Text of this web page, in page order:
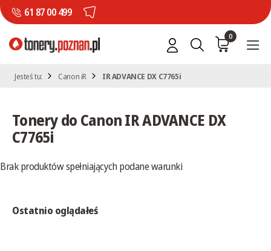
61 87 00 499
0
Jesteś tu: Canon iR IR ADVANCE DX C7765i
Tonery do Canon IR ADVANCE DX
C7765i
Brak produktów spełniających podane warunki
Ostatnio oglądałeś